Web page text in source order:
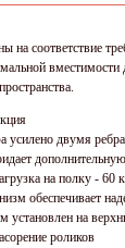
на соответствие
усилено двумя
на полку - 60
обеспечивает
установлен на
роликов